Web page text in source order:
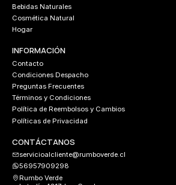
Bebidas Naturales
Cosmética Natural
Hogar
INFORMACIÓN
Contacto
Condiciones Despacho
Preguntas Frecuentes
Términos y Condiciones
Política de Reembolsos y Cambios
Políticas de Privacidad
CONTÁCTANOS
servicioalcliente@rumboverde.cl
56957909298
Rumbo Verde